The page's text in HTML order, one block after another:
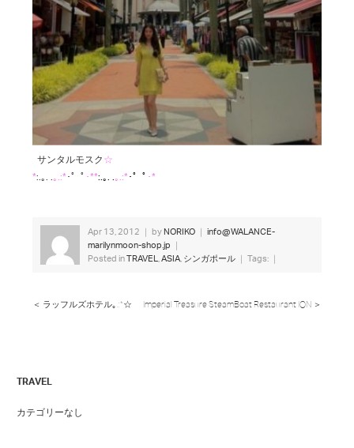
サンタルモスク ☆
*:.｡. . ｡.:* ･゜ﾟ ･**:.｡. . ｡.:* ･゜ﾟ ･*
Apr 13, 2012 ｜ byNORIKO ｜info@WALANCE-
marilynmoon-shop.jp ｜
Posted inTRAVEL ,ASIA シンガポール ｜ Tags: ｜
＜ ラッフルズホテル｡.:*☆ Imperial Treasure SteamBoat Restaurant ION ＞
TRAVEL
カテゴリーなし